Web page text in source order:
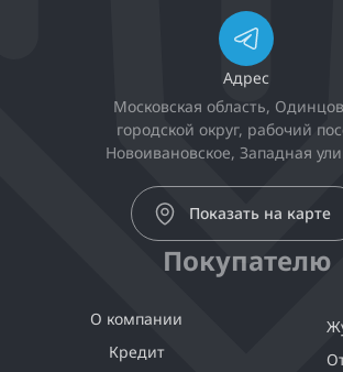
Адрес
Московская область,
городской округ, рабочий
Новоивановское, Западная
Показать на карте
Покупателю
О компании
Кредит